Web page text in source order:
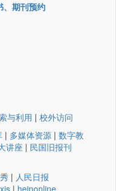
、期刊预约
与利用 | 校外访问
| 多媒体资源 | 数字教
讲座 | 民国旧报刊
| 人民日报